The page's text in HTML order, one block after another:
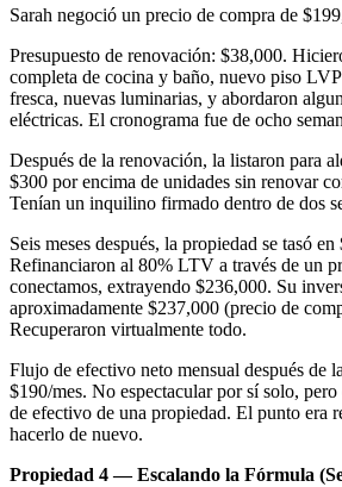
Sarah negoció un precio de compra de
Presupuesto de renovación: $38,000.
completa de cocina y baño, nuevo piso
fresca, nuevas luminarias, y abordaron
eléctricas. El cronograma fue de ocho
Después de la renovación, la listaron para
$300 por encima de unidades sin renovar
Tenían un inquilino firmado dentro de dos
Seis meses después, la propiedad se tasó
Refinanciaron al 80% LTV a través de un
conectamos, extrayendo $236,000. Su
aproximadamente $237,000 (precio de
Recuperaron virtualmente todo.
Flujo de efectivo neto mensual después de
$190/mes. No espectacular por sí solo,
de efectivo de una propiedad. El punto era
hacerlo de nuevo.
Propiedad 4 — Escalando la Fórmula